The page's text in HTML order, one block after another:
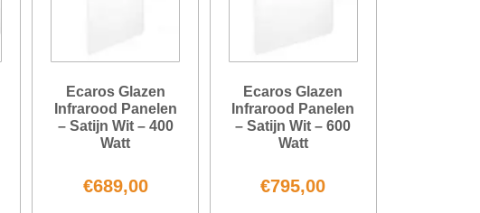
Ecaros Glazen
Infrarood Panelen
– Satijn Wit – 400
Watt
€689,00
Ecaros Glazen
Infrarood Panelen
– Satijn Wit – 600
Watt
€795,00